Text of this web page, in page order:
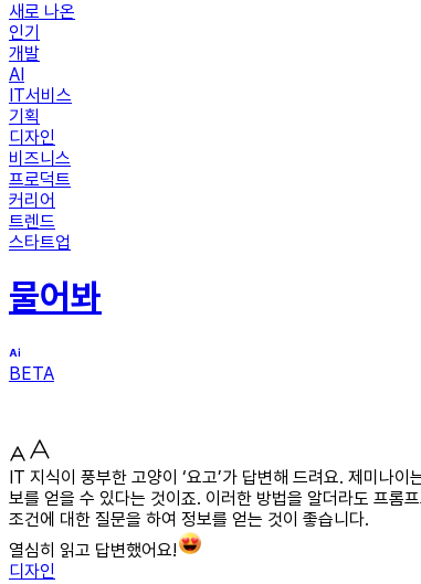
새로 나온
인기
개발
AI
IT서비스
기획
디자인
비즈니스
프로덕트
커리어
트렌드
스타트업
물어봐
BETA
IT 지식이 풍부한 고양이 ‘요고’가 답변해 드려요. 제미나
보를 얻을 수 있다는 것이죠. 이러한 방법을 알더라도 프롬
조건에 대한 질문을 하여 정보를 얻는 것이 좋습니다.
열심히 읽고 답변했어요!
디자인